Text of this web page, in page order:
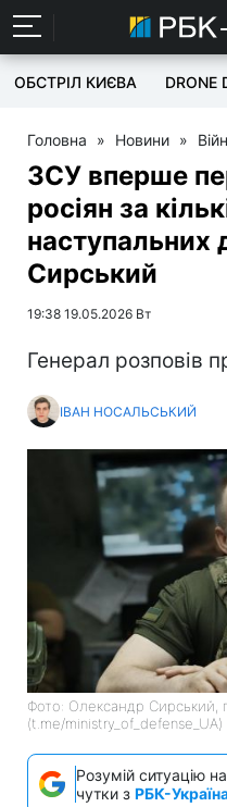
ОБСТРІЛ КИЄВА DRONE
Головна » Новини »
ЗСУ вперше
росіян за
наступальних
Сирський
19:38 19.05.2026 Вт
Генерал розповів
ІВАН НОСАЛЬСЬКИЙ
Фото: Олександр Сирський,
(t.me/ministry_of_defense_UA)
Розумій ситуацію
чутки з РБК-